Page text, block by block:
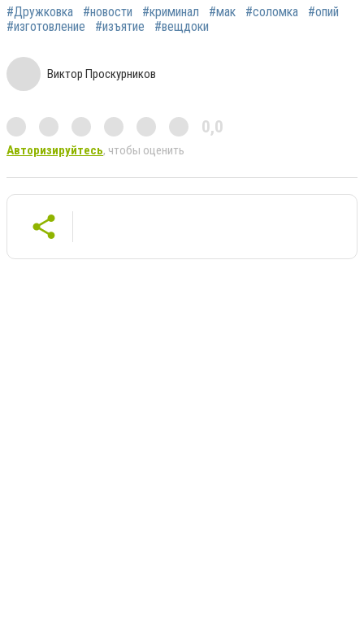
#Дружковка #новости #криминал #мак #соломка
#опий
#изготовление
#изъятие #вещдоки
Виктор Проскурников
0,0
Авторизируйтесь, чтобы оценить